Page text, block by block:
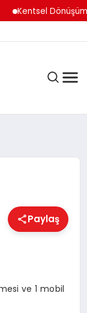
Kentsel Dönüşüm
Paylaş
ve 1 mobil